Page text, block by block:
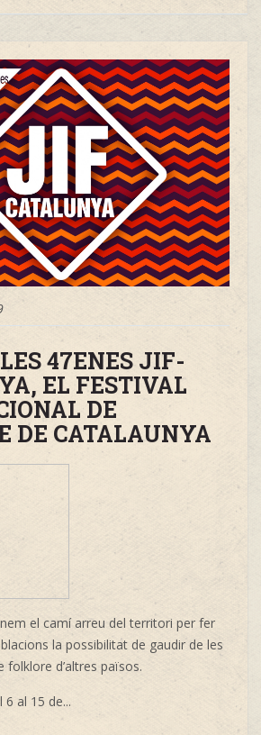
47ENES JIF-
EL FESTIVAL
DE
DE CATALAUNYA
el camí arreu del territori per fer
la possibilitat de gaudir de les
d’altres països.
al 15 de...